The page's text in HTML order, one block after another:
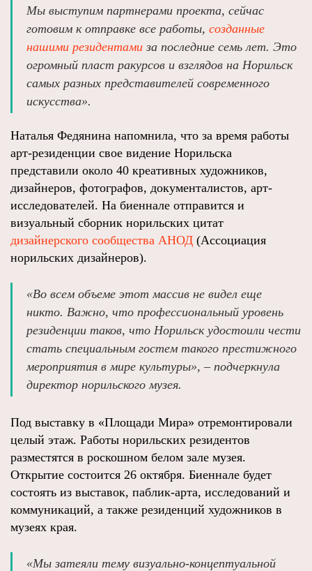
Мы выступим партнерами проекта, сейчас
готовим к отправке все работы, созданные
нашими резидентами за последние семь лет. Это
огромный пласт ракурсов и взглядов на Норильск
самых разных представителей современного
искусства».
Наталья Федянина напомнила, что за время работы
арт-резиденции свое видение Норильска
представили около 40 креативных художников,
дизайнеров, фотографов, документалистов, арт-
исследователей. На биеннале отправится и
визуальный сборник норильских цитат
дизайнерского сообщества АНОД (Ассоциация
норильских дизайнеров).
«Во всем объеме этот массив не видел еще
никто. Важно, что профессиональный уровень
резиденции таков, что Норильск удостоили чести
стать специальным гостем такого престижного
мероприятия в мире культуры», – подчеркнула
директор норильского музея.
Под выставку в «Площади Мира» отремонтировали
целый этаж. Работы норильских резидентов
разместятся в роскошном белом зале музея.
Открытие состоится 26 октября. Биеннале будет
состоять из выставок, паблик-арта, исследований и
коммуникаций, а также резиденций художников в
музеях края.
«Мы затеяли тему визуально-концептуальной